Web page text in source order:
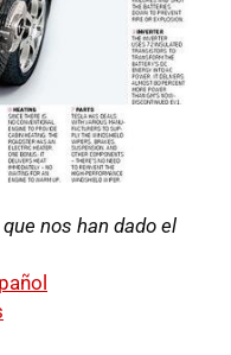
que nos han dado el